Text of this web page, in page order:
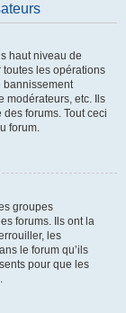
haut niveau de
les opérations
bannissement
modérateurs, etc. Ils
forums. Tout ceci
forum.
groupes
forums. Ils ont la
les
le forum qu’ils
pour que les